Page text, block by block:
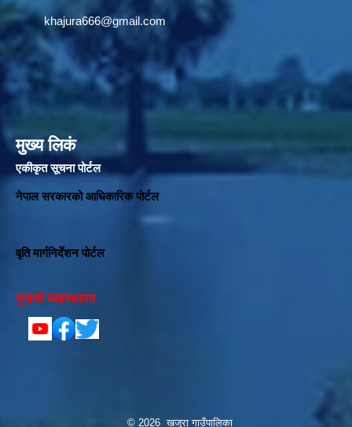
khajura666@gmail.com
मुख्य लिकं
एकीकृत सूचना पोर्टल
नेपाल सरकारको आधिकारिक पोर्टल
वृति मार्गनिर्देशन पोर्टल
गुनासो व्यवस्थापन
© 2026 खजुरा गाउँपालिका